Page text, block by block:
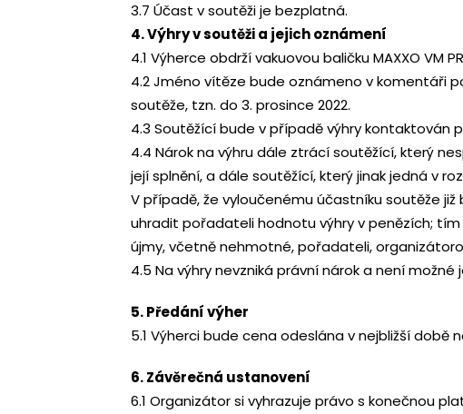
3.7 Účast v soutěži je bezplatná.
4. Výhry v soutěži a jejich oznámení
4.1 Výherce obdrží vakuovou baličku MAXXO VM
4.2 Jméno vítěze bude oznámeno v komentáři
soutěže, tzn. do 3. prosince 2022.
4.3 Soutěžící bude v případě výhry kontaktován
4.4 Nárok na výhru dále ztrácí soutěžící, který
její splnění, a dále soutěžící, který jinak jedná v
V případě, že vyloučenému účastníku soutěže
uhradit pořadateli hodnotu výhry v penězích;
újmy, včetně nehmotné, pořadateli,
4.5 Na výhry nevzniká právní nárok a není
5. Předání výher
5.1 Výherci bude cena odeslána v nejbližší
6. Závěrečná ustanovení
6.1 Organizátor si vyhrazuje právo s konečnou